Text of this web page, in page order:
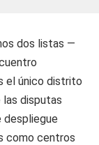
dos listas —
el único distrito
las disputas
despliegue
como centros